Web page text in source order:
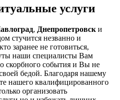
услуги
, Днепропетровск и
стучится незванно и
заранее не готовиться,
наши специалисты Вам
скорбного события и Вы не
бедой. Благодаря нашему
нашего квалифицированного
организовать